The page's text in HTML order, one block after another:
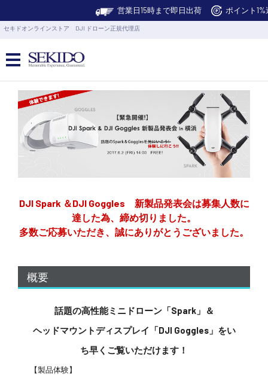
営業日15時まで即日出荷 ポイント
セキドオンラインストア DJI ドローン正規代理店
カメラドローン・生活家電
カメラ・スタビライザー
水中ドローン(ROV)・水中スクーター
RC・ロボット部品
講習会･国家資格･WEBセミナー
定期配信!
サポート・Q&A / 法人・学生のお客様
DJI Spark ＆DJI Goggles 新製品発表会は募集人数に
達した為、締め切りました。
多数ご応募いただき、誠にありがとうございました。
概要
話題の高性能ミニドローン「Spark」＆
ヘッドマウントディスプレイ「DJI Goggles」をい
ち早くご覧いただけます！
【製品体験】